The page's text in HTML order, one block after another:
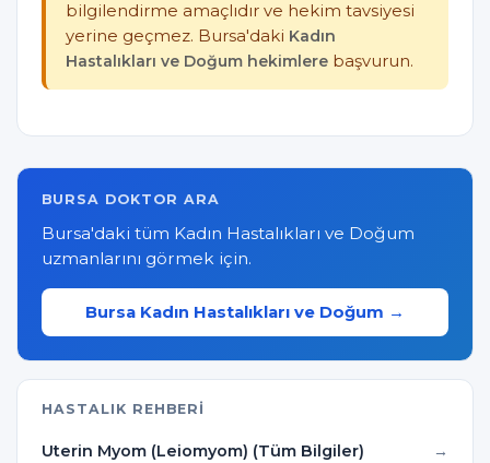
bilgilendirme amaçlıdır ve hekim tavsiyesi
yerine geçmez. Bursa'daki Kadın
Hastalıkları ve Doğum hekimlere başvurun.
BURSA DOKTOR ARA
Bursa'daki tüm Kadın Hastalıkları ve Doğum
uzmanlarını görmek için.
Bursa Kadın Hastalıkları ve Doğum →
HASTALIK REHBERI
Uterin Myom (Leiomyom) (Tüm Bilgiler)